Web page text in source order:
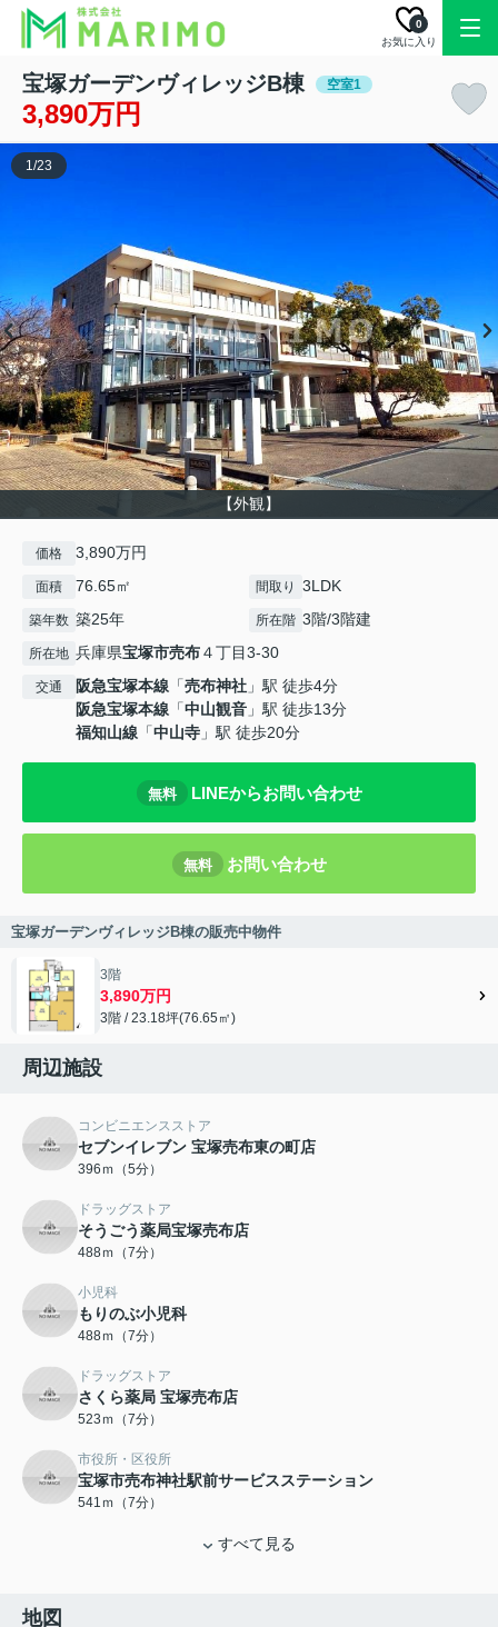
お気に入り
0
宝塚ガーデンヴィレッジB棟 空室1
3,890万円
【外観】
1/23
価格 3,890万円
面積 76.65㎡ 間取り 3LDK
築年数 築25年 所在階 3階/3階建
所在地 兵庫県宝塚市売布４丁目3-30
交通 阪急宝塚本線 「売布神社 」駅 徒歩4分
阪急宝塚本線 「中山観音 」駅 徒歩13分
福知山線 「中山寺 」駅 徒歩20分
無料 LINEからお問い合わせ
無料 お問い合わせ
宝塚ガーデンヴィレッジB棟の販売中物件
3階
3,890万円
3階 / 23.18坪(76.65㎡)
周辺施設
コンビニエンスストア
セブンイレブン 宝塚売布東の町店
396ｍ（5分）
ドラッグストア
そうごう薬局宝塚売布店
488ｍ（7分）
小児科
もりのぶ小児科
488ｍ（7分）
ドラッグストア
さくら薬局 宝塚売布店
523ｍ（7分）
市役所・区役所
宝塚市売布神社駅前サービスステーション
541ｍ（7分）
すべて見る
地図